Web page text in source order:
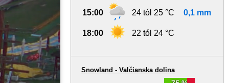
15:00 24 tól 25 °C 0,1 mm
18:00 22 tól 24 °C
Snowland - Valčianska dolina